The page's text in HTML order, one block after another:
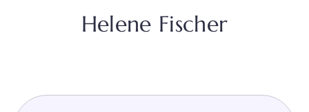
Helene Fischer